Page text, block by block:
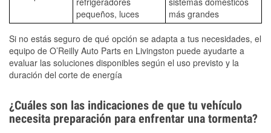
pequeños, luces
más grandes
Si no estás seguro de qué opción se adapta a tus necesidades, el
equipo de O’Reilly Auto Parts en Livingston puede ayudarte a
evaluar las soluciones disponibles según el uso previsto y la
duración del corte de energía
¿Cuáles son las indicaciones de que tu vehículo
necesita preparación para enfrentar una tormenta?